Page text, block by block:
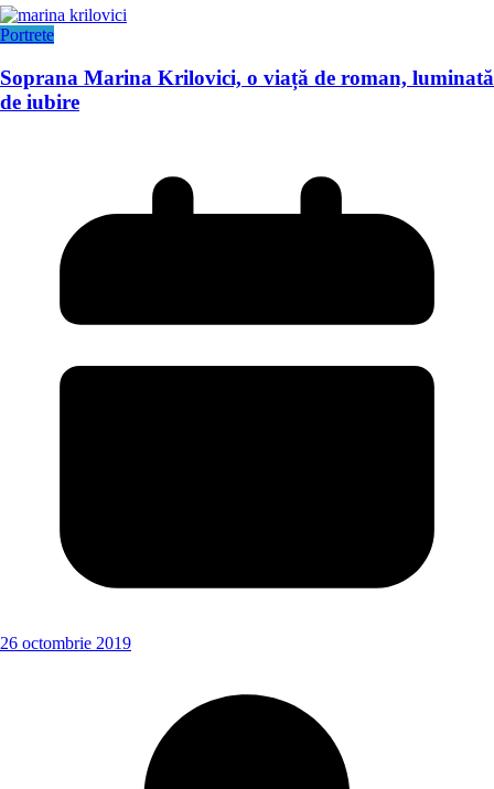
Portrete
Soprana Marina Krilovici, o viață de roman, luminată
de iubire
26 octombrie 2019